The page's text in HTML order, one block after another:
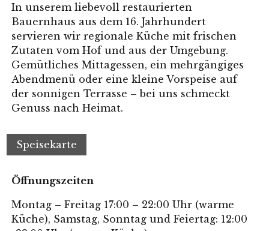
In unserem liebevoll restaurierten
Bauernhaus aus dem 16. Jahrhundert
servieren wir regionale Küche mit frischen
Zutaten vom Hof und aus der Umgebung.
Gemütliches Mittagessen, ein mehrgängiges
Abendmenü oder eine kleine Vorspeise auf
der sonnigen Terrasse – bei uns schmeckt
Genuss nach Heimat.
Speisekarte
Öffnungszeiten
Montag – Freitag 17:00 – 22:00 Uhr (warme
Küche), Samstag, Sonntag und Feiertag: 12:00